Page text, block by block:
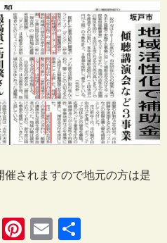
催されますので地元の方は是
WeChat
Pinterest
Email